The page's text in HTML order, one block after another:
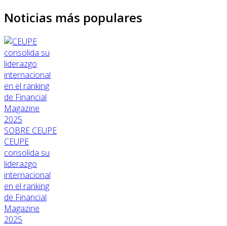
Noticias más populares
SOBRE CEUPE
CEUPE
consolida su
liderazgo
internacional
en el ranking
de Financial
Magazine
2025